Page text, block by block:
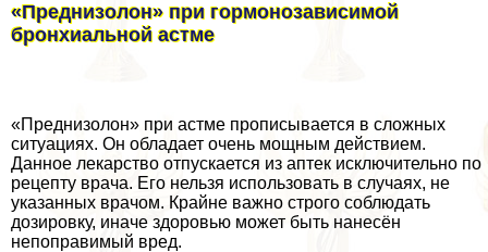
«Преднизолон» при гормонозависимой
бронхиальной астме
«Преднизолон» при астме прописывается в сложных
ситуациях. Он обладает очень мощным действием.
Данное лекарство отпускается из аптек исключительно по
рецепту врача. Его нельзя использовать в случаях, не
указанных врачом. Крайне важно строго соблюдать
дозировку, иначе здоровью может быть нанесён
непоправимый вред.